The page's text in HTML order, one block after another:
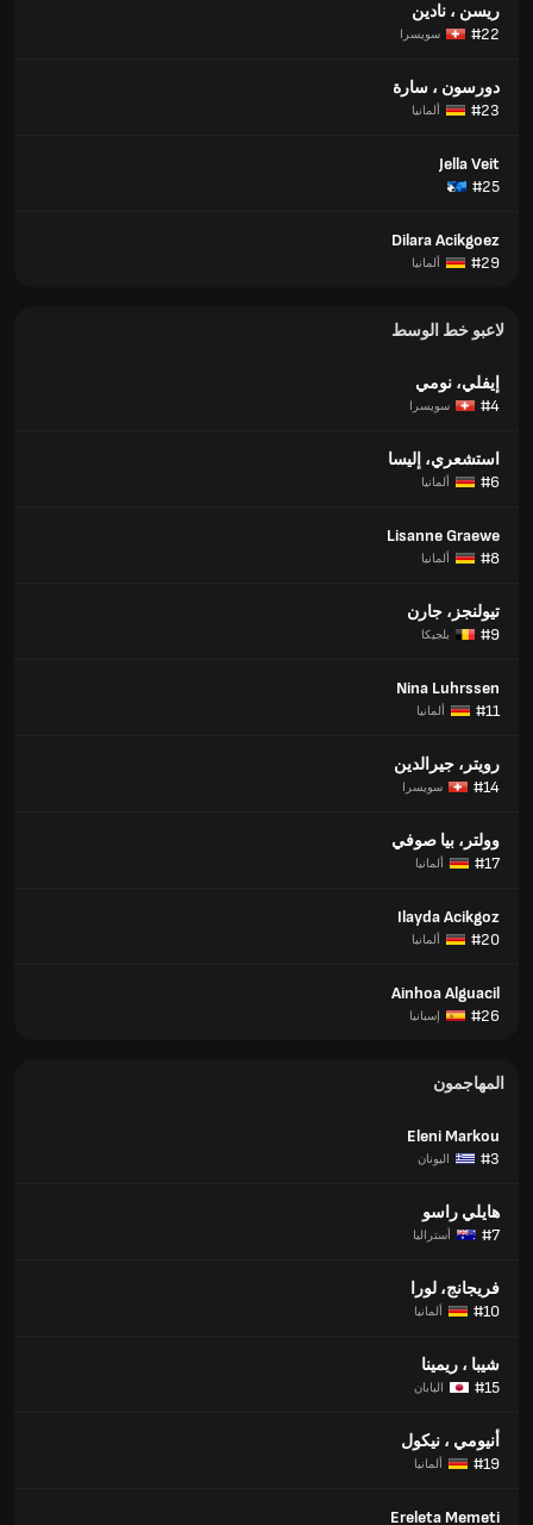
ريسن ، نادين
#22
سويسرا
دورسون ، سارة
#23
ألمانيا
Jella Veit
#25
Dilara Acikgoez
#29
ألمانيا
لاعبو خط الوسط
إيفلي، نومي
#4
سويسرا
استشعري، إليسا
#6
ألمانيا
Lisanne Graewe
#8
ألمانيا
تيولنجز، جارن
#9
بلجيكا
Nina Luhrssen
#11
ألمانيا
رويتر، جيرالدين
#14
سويسرا
وولتر، بيا صوفي
#17
ألمانيا
Ilayda Acikgoz
#20
ألمانيا
Ainhoa Alguacil
#26
إسبانيا
المهاجمون
Eleni Markou
#3
اليونان
هايلي راسو
#7
أستراليا
فريجانج، لورا
#10
ألمانيا
شيبا ، ريمينا
#15
اليابان
أنيومي ، نيكول
#19
ألمانيا
Ereleta Memeti